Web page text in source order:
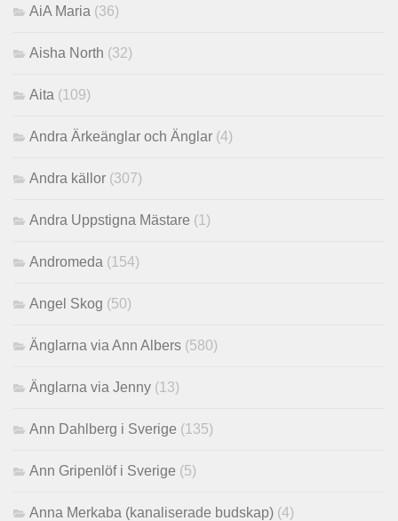
AiA Maria (36)
Aisha North (32)
Aita (109)
Andra Ärkeänglar och Änglar (4)
Andra källor (307)
Andra Uppstigna Mästare (1)
Andromeda (154)
Angel Skog (50)
Änglarna via Ann Albers (580)
Änglarna via Jenny (13)
Ann Dahlberg i Sverige (135)
Ann Gripenlöf i Sverige (5)
Anna Merkaba (kanaliserade budskap) (4)